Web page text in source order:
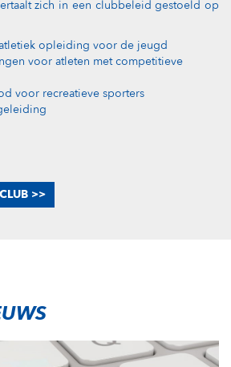
zich in een clubbeleid gestoeld op
opleiding voor de jeugd
voor atleten met competitieve
voor recreatieve sporters
>>